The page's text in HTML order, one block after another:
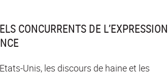
CONCURRENTS DE L’EXPRESSION
Unis, les discours de haine et les